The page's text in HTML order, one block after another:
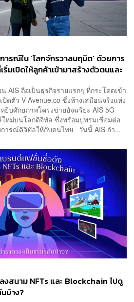
ารณ์ใน ‘โลกจักรวาลนฤมิต’ ด้วยการ
มเปิดให้ลูกค้าเข้ามาสร้างตัวตนและ
AIS ถือเป็นธุรกิจรายแรกๆ ที่กระโดดเข้า
ดตัว V-Avenue.co ซึ่งห้างเสมือนจริงแห่ง
บศักยภาพโครงข่ายอัจฉริยะ AIS 5G
หม่บนโลกดิจิทัล ซึ่งพร้อมปูพรมเชื่อมต่อ
ารณ์ดิจิทัลให้กับคนไทย วันนี้ AIS กำ...
สนาม NFTs และ Blockchain ไปดู
นบ้าง?